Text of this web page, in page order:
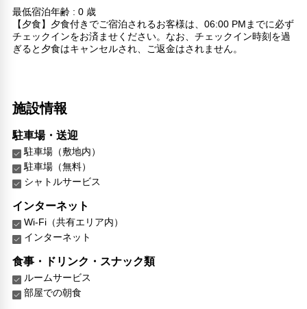
最低宿泊年齢 : 0 歳
【夕食】夕食付きでご宿泊されるお客様は、06:00 PMまでに必ず
チェックインをお済ませください。なお、チェックイン時刻を過
ぎると夕食はキャンセルされ、ご返金はされません。
施設情報
駐車場・送迎
駐車場（敷地内）
駐車場（無料）
シャトルサービス
インターネット
Wi-Fi（共有エリア内）
インターネット
食事・ドリンク・スナック類
ルームサービス
部屋での朝食